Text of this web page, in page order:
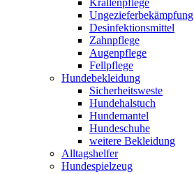
Krallenpflege
Ungezieferbekämpfung
Desinfektionsmittel
Zahnpflege
Augenpflege
Fellpflege
Hundebekleidung
Sicherheitsweste
Hundehalstuch
Hundemantel
Hundeschuhe
weitere Bekleidung
Alltagshelfer
Hundespielzeug